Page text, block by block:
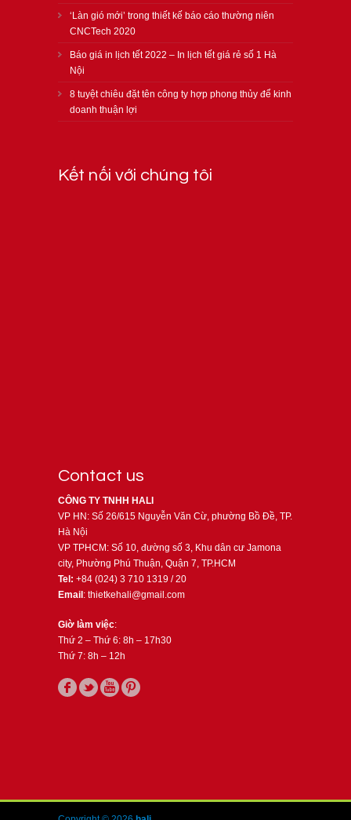
‘Làn gió mới’ trong thiết kế báo cáo thường niên
CNCTech 2020
Báo giá in lịch tết 2022 – In lịch tết giá rẻ số 1 Hà
Nội
8 tuyệt chiêu đặt tên công ty hợp phong thủy để kinh
doanh thuận lợi
Kết nối với chúng tôi
Contact us
CÔNG TY TNHH HALI
VP HN: Số 26/615 Nguyễn Văn Cừ, phường Bồ Đề, TP.
Hà Nội
VP TPHCM: Số 10, đường số 3, Khu dân cư Jamona
city, Phường Phú Thuận, Quận 7, TP.HCM
Tel: +84 (024) 3 710 1319 / 20
Email: thietkehali@gmail.com
Giờ làm việc:
Thứ 2 – Thứ 6: 8h – 17h30
Thứ 7: 8h – 12h